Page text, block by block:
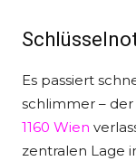
Es passiert
schlimmer –
1160 Wien
zentralen Lage